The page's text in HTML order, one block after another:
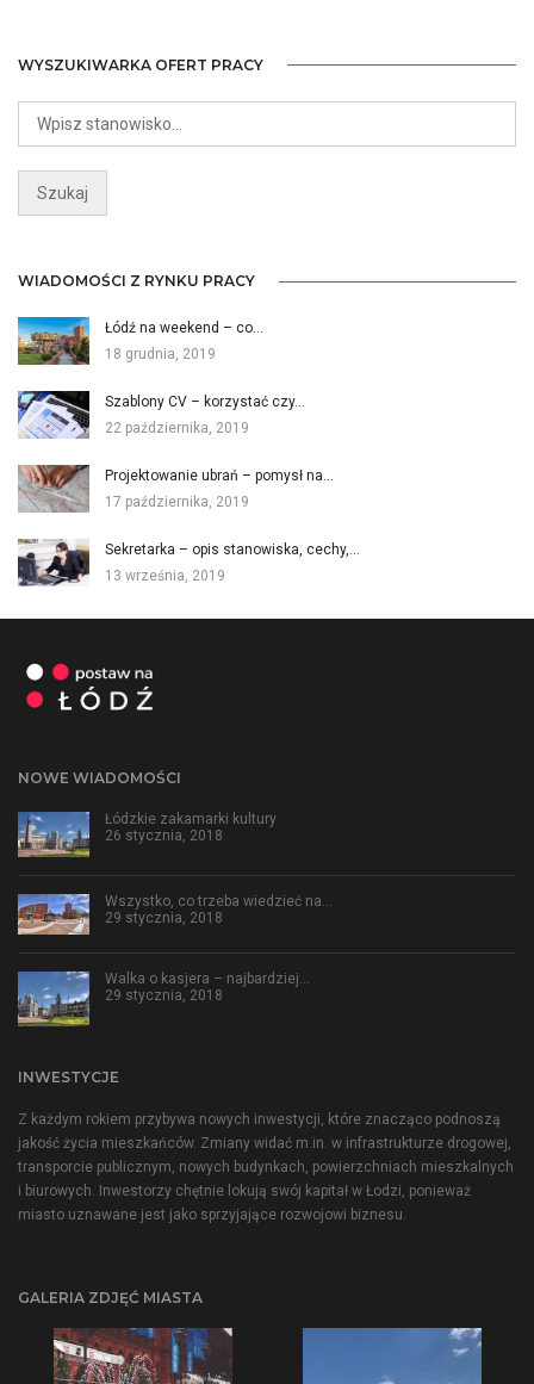
WYSZUKIWARKA OFERT PRACY
WIADOMOŚCI Z RYNKU PRACY
Łódź na weekend – co…
18 grudnia, 2019
Szablony CV – korzystać czy…
22 października, 2019
Projektowanie ubrań – pomysł na…
17 października, 2019
Sekretarka – opis stanowiska, cechy,…
13 września, 2019
NOWE WIADOMOŚCI
Łódzkie zakamarki kultury
26 stycznia, 2018
Wszystko, co trzeba wiedzieć na…
29 stycznia, 2018
Walka o kasjera – najbardziej…
29 stycznia, 2018
INWESTYCJE
Z każdym rokiem przybywa nowych inwestycji, które znacząco podnoszą
jakość życia mieszkańców. Zmiany widać m.in. w infrastrukturze drogowej,
transporcie publicznym, nowych budynkach, powierzchniach mieszkalnych
i biurowych. Inwestorzy chętnie lokują swój kapitał w Łodzi, ponieważ
miasto uznawane jest jako sprzyjające rozwojowi biznesu.
GALERIA ZDJĘĆ MIASTA